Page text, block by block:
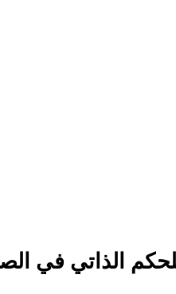
الذاتي في